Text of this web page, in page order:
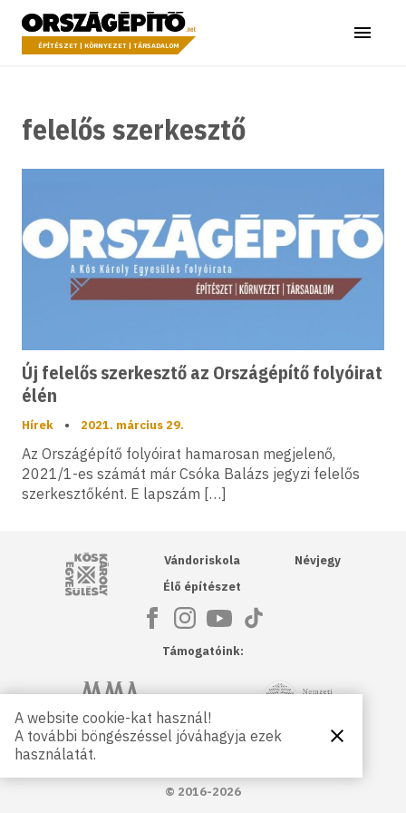
a tartalomhoz
Országépítő
ÉPÍTÉSZET | KÖRNYEZET | TÁRSADALOM Menü
felelős szerkesztő
Új felelős szerkesztő az Országépítő folyóirat
élén
Hírek • 2021. március 29.
Az Országépítő folyóirat hamarosan megjelenő,
2021/1-es számát már Csóka Balázs jegyzi felelős
szerkesztőként. E lapszám […]
Kós Károly Egyesülés
Vándoriskola
Élő építészet
Névjegy
Támogatóink:
Magyar Művészeti Akadémia NKA
Petőfi Kulturális Ügynökség
© 2016-2026
A website cookie-kat használ!
A további böngészéssel jóváhagyja ezek
használatát.
Bezárás